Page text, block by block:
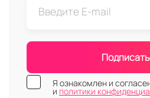
Я ознакомлен и
и политики